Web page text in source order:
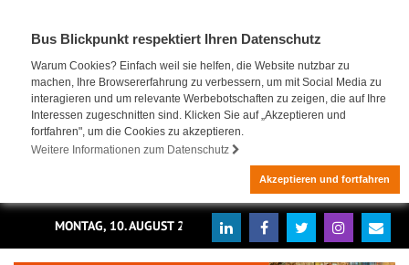
Bus Blickpunkt respektiert Ihren Datenschutz
Warum Cookies? Einfach weil sie helfen, die Website nutzbar zu
machen, Ihre Browsererfahrung zu verbessern, um mit Social Media zu
interagieren und um relevante Werbebotschaften zu zeigen, die auf Ihre
Interessen zugeschnitten sind. Klicken Sie auf „Akzeptieren und
fortfahren", um die Cookies zu akzeptieren.
Weitere Informationen zum Datenschutz
Akzeptieren und fortfahren
MONTAG, 10. AUGUST 2026